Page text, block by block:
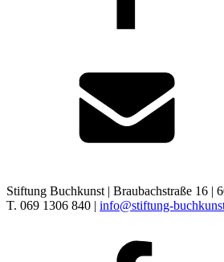
Stiftung Buchkunst | Braubachstraße 16 |
T. 069 1306 840 | info@stiftung-